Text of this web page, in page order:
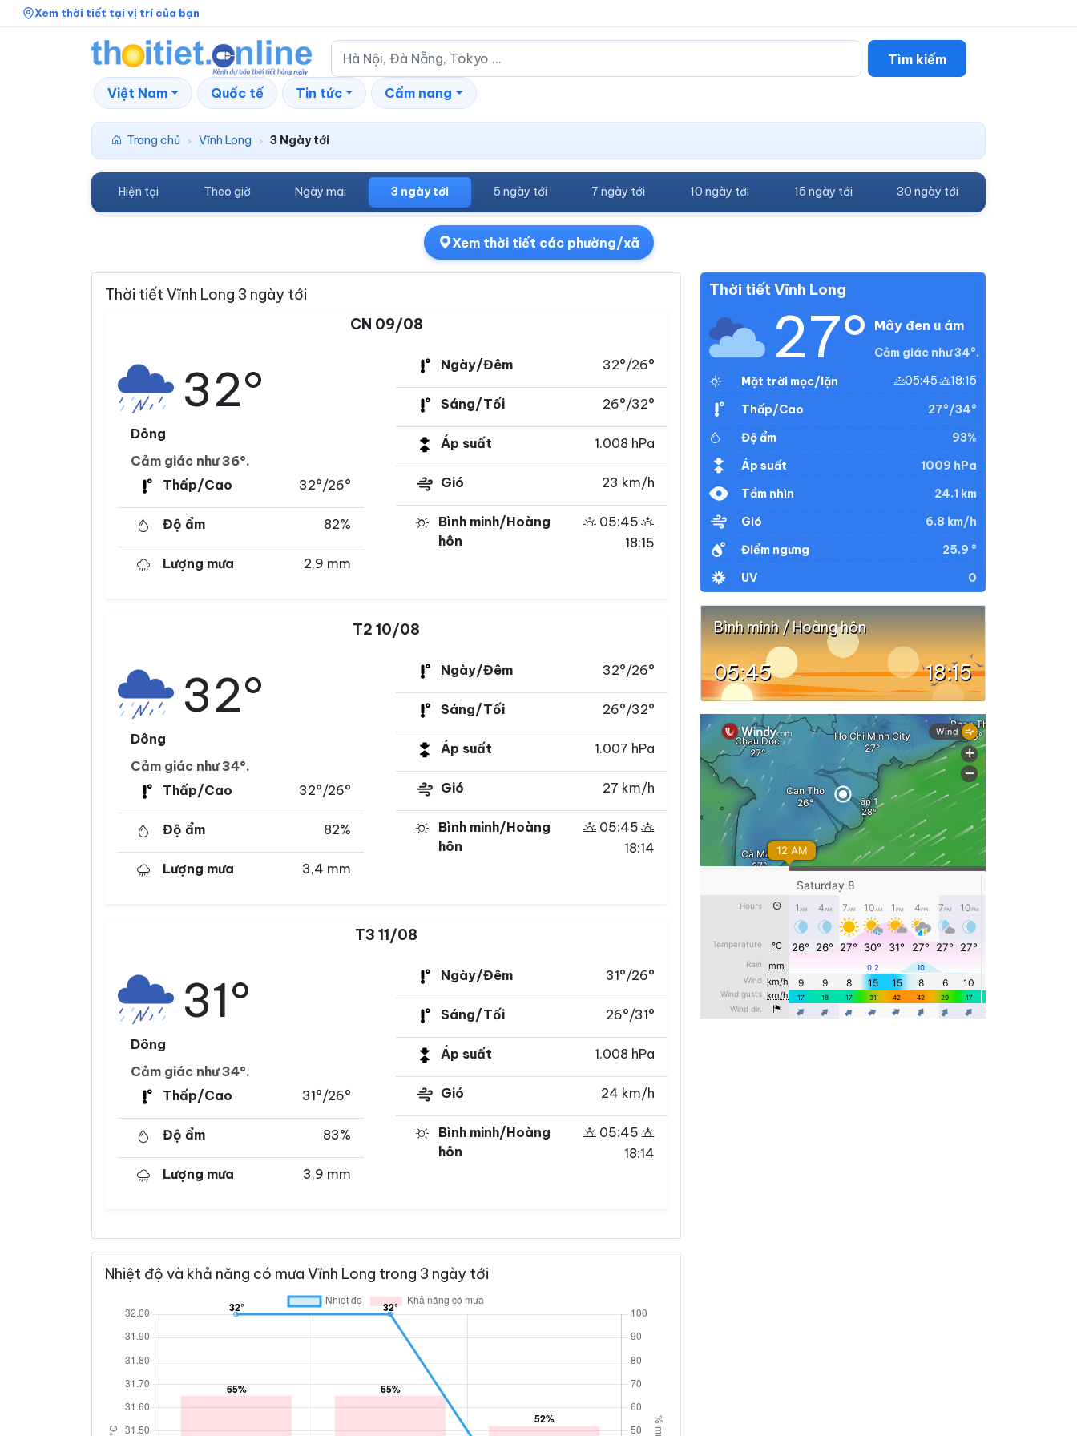
Xem thời tiết tại vị trí của bạn
Tìm kiếm
Việt Nam Quốc tế Tin tức Cẩm nang
Trang chủ › Vĩnh Long › 3 Ngày tới
Hiện tại Theo giờ Ngày mai 3 ngày tới 5 ngày tới 7 ngày tới 10 ngày tới 15 ngày tới 30 ngày tới
Xem thời tiết các phường/xã
Thời tiết Vĩnh Long 3 ngày tới
CN 09/08
32°
Dông
Cảm giác như 36°.
Thấp/Cao
32°/26°
Độ ẩm 82%
Lượng mưa 2,9 mm
Ngày/Đêm 32°/26°
Sáng/Tối 26°/32°
Áp suất 1.008 hPa
Gió 23 km/h
Bình minh/Hoàng
hôn
05:45
18:15
T2 10/08
32°
Dông
Cảm giác như 34°.
Thấp/Cao
32°/26°
Độ ẩm 82%
Lượng mưa 3,4 mm
Ngày/Đêm 32°/26°
Sáng/Tối 26°/32°
Áp suất 1.007 hPa
Gió 27 km/h
Bình minh/Hoàng
hôn
05:45
18:14
T3 11/08
31°
Dông
Cảm giác như 34°.
Thấp/Cao
31°/26°
Độ ẩm 83%
Lượng mưa 3,9 mm
Ngày/Đêm 31°/26°
Sáng/Tối 26°/31°
Áp suất 1.008 hPa
Gió 24 km/h
Bình minh/Hoàng
hôn
05:45
18:14
Nhiệt độ và khả năng có mưa Vĩnh Long trong 3 ngày tới
Thời tiết Vĩnh Long
27° Mây đen u ám
Cảm giác như 34°.
Mặt trời mọc/lặn
05:45 18:15
Thấp/Cao
27°/34°
Độ ẩm
93%
Áp suất
1009 hPa
Tầm nhìn
24.1 km
Gió
6.8 km/h
Điểm ngưng
25.9 °
UV
0
Bình minh / Hoàng hôn
05:45 18:15